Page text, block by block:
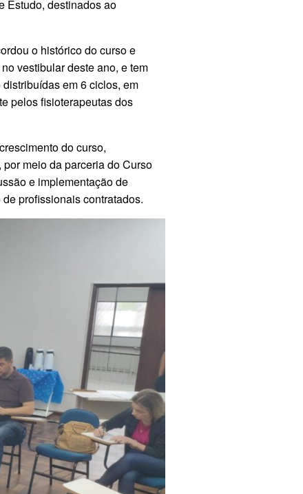
Estudo, destinados ao
o histórico do curso e
vestibular deste ano, e tem
em 6 ciclos, em
pelos fisioterapeutas dos
do curso,
meio da parceria do Curso
e implementação de
profissionais contratados.